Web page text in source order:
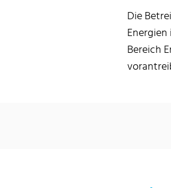
Die
Bereich